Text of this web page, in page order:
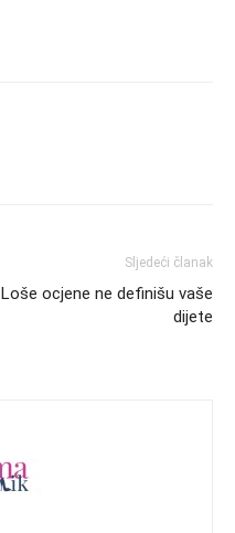
Sljedeći članak
Loše ocjene ne definišu vaše
dijete